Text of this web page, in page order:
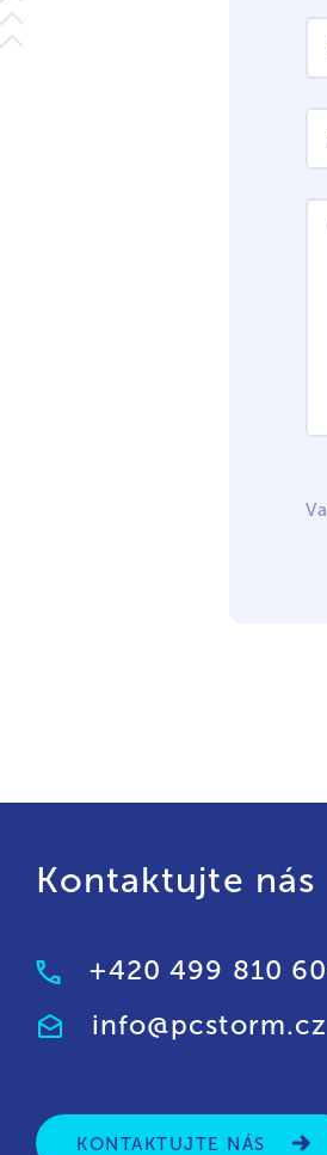
Kontaktujte nás
+420 499 810
info@pcstorm.cz
KONTAKTUJTE NÁS